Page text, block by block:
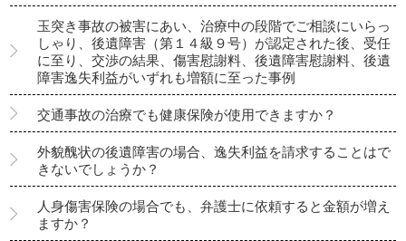
玉突き事故の被害にあい、治療中の段階でご相談にいらっ
しゃり、後遺障害（第１４級９号）が認定された後、受任
に至り、交渉の結果、傷害慰謝料、後遺障害慰謝料、後遺
障害逸失利益がいずれも増額に至った事例
交通事故の治療でも健康保険が使用できますか？
外貌醜状の後遺障害の場合、逸失利益を請求することはで
きないでしょうか？
人身傷害保険の場合でも、弁護士に依頼すると金額が増え
ますか？